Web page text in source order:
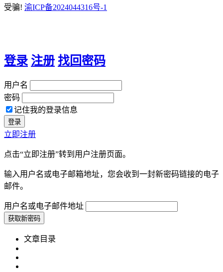
受骗! 渝ICP备2024044316号-1
登录 注册 找回密码
用户名
密码
记住我的登录信息
立即注册
点击“立即注册”转到用户注册页面。
输入用户名或电子邮箱地址，您会收到一封新密码链接的电子
邮件。
用户名或电子邮件地址
文章目录